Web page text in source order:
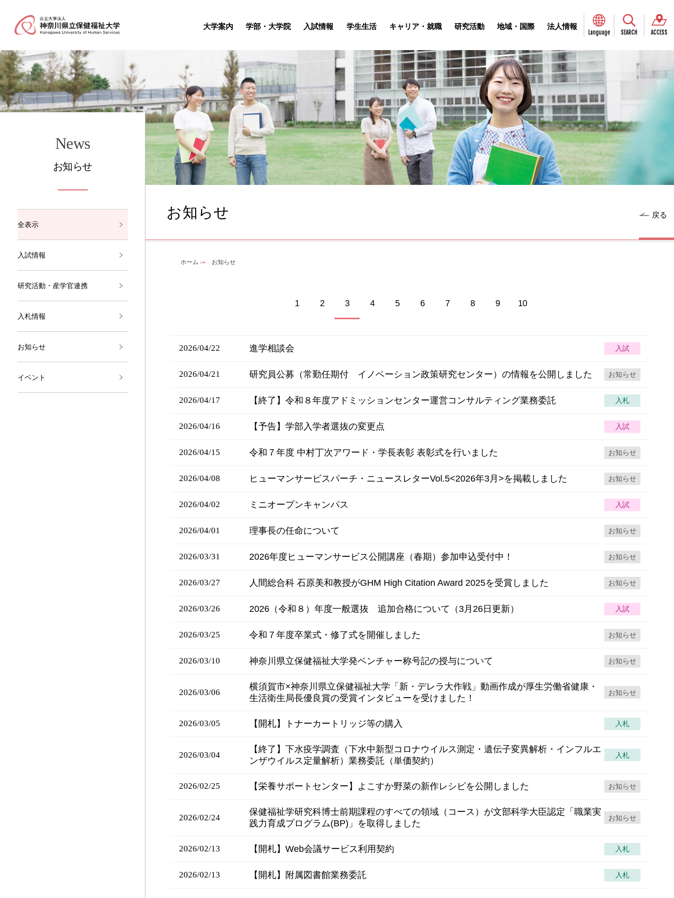
大学案内 学部・大学院 入試情報 学生生活 キャリア・就職 研究活動 地域・国際 法人情報
Language SEARCH ACCESS
News
お知らせ
全表示
入試情報
研究活動・産学官連携
入札情報
お知らせ
イベント
お知らせ 戻る
ホーム お知らせ
1 2 3 4 5 6 7 8 9 10
2026/04/22 入試
進学相談会
2026/04/21 お知らせ
研究員公募（常勤任期付 イノベーション政策研究センター）の情報を公開しました
2026/04/17 入札
【終了】令和８年度アドミッションセンター運営コンサルティング業務委託
2026/04/16 入試
【予告】学部入学者選抜の変更点
2026/04/15 お知らせ
令和７年度 中村丁次アワード・学長表彰 表彰式を行いました
2026/04/08 お知らせ
ヒューマンサービスパーチ・ニュースレターVol.5<2026年3月>を掲載しました
2026/04/02 入試
ミニオープンキャンパス
2026/04/01 お知らせ
理事長の任命について
2026/03/31 お知らせ
2026年度ヒューマンサービス公開講座（春期）参加申込受付中！
2026/03/27 お知らせ
人間総合科 石原美和教授がGHM High Citation Award 2025を受賞しました
2026/03/26 入試
2026（令和８）年度一般選抜 追加合格について（3月26日更新）
2026/03/25 お知らせ
令和７年度卒業式・修了式を開催しました
2026/03/10 お知らせ
神奈川県立保健福祉大学発ベンチャー称号記の授与について
2026/03/06 お知らせ
横須賀市×神奈川県立保健福祉大学「新・デレラ大作戦」動画作成が厚生労働省健康・
生活衛生局長優良賞の受賞インタビューを受けました！
2026/03/05 入札
【開札】トナーカートリッジ等の購入
2026/03/04 入札
【終了】下水疫学調査（下水中新型コロナウイルス測定・遺伝子変異解析・インフルエ
ンザウイルス定量解析）業務委託（単価契約）
2026/02/25 お知らせ
【栄養サポートセンター】よこすか野菜の新作レシピを公開しました
2026/02/24 お知らせ
保健福祉学研究科博士前期課程のすべての領域（コース）が文部科学大臣認定「職業実
践力育成プログラム(BP)」を取得しました
2026/02/13 入札
【開札】Web会議サービス利用契約
2026/02/13 入札
【開札】附属図書館業務委託